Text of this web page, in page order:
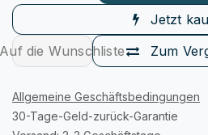
Jetzt
Zum
Auf die Wunschliste
Allgemeine Geschäftsbedingungen
30-Tage-Geld-zurück-Garantie